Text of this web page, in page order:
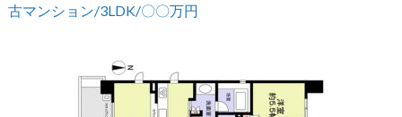
古マンション/3LDK/〇〇万円